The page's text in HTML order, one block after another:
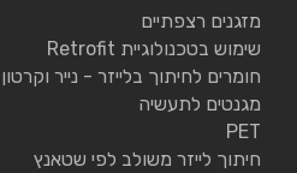
מזגנים רצפתיים
שימוש בטכנולוגיית Retrofit
חומרים לחיתוך בלייזר - נייר וקרטון
מגנטים לתעשיה
PET
חיתוך לייזר משולב לפי שטאנץ